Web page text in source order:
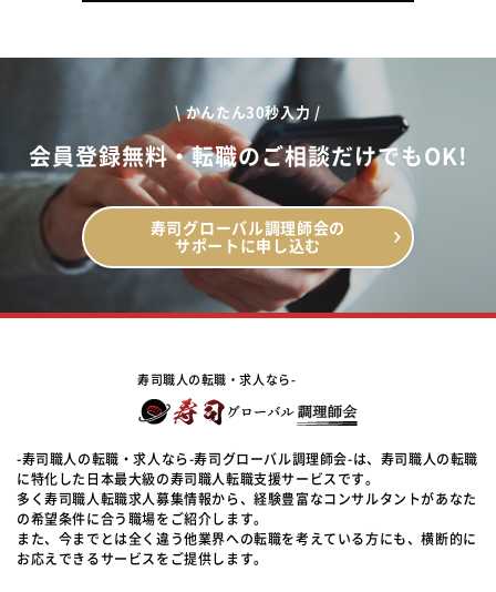
\ かんたん30秒入力 /
会員登録無料・転職のご相談だけでもOK!
寿司グローバル調理師会の
サポートに申し込む
寿司職人の転職・求人なら-
-寿司職人の転職・求人なら-寿司グローバル調理師会-は、寿司職人の転職
に特化した日本最大級の寿司職人転職支援サービスです。
多く寿司職人転職求人募集情報から、経験豊富なコンサルタントがあなた
の希望条件に合う職場をご紹介します。
また、今までとは全く違う他業界への転職を考えている方にも、横断的に
お応えできるサービスをご提供します。